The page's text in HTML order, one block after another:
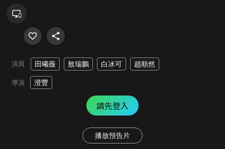
演員 田曦薇 敖瑞鵬 白冰可 趙順然
導演 澄豐
請先登入
播放預告片